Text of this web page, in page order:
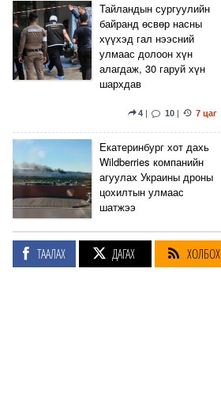
Тайландын сургуулийн
байранд өсвөр насны
хүүхэд гал нээсний
улмаас долоон хүн
алагдаж, 30 гаруй хүн
шархдав
4 | 10 | 7 цаг
Екатеринбург хот дахь
Wildberries компанийн
агуулах Украины дроны
цохилтын улмаас
шатжээ
Элэгний өөхлөлт
ТААЛАХ ДАГАХ ХОЛБОХ